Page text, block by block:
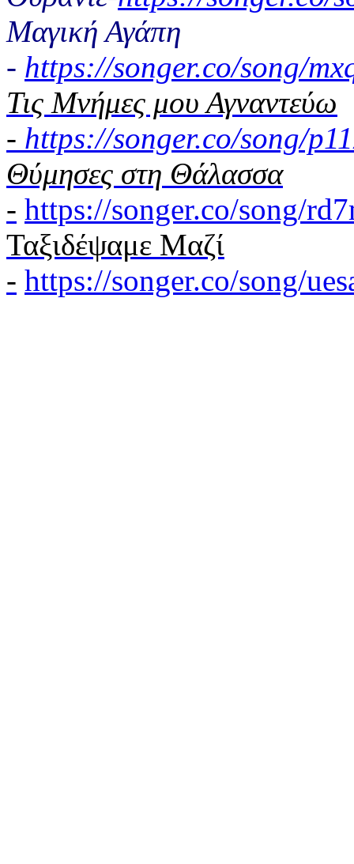
Μαγική Αγάπη
- https://songer.co/song/
Τις Μνήμες μου Αγναντεύω
- https://songer.co/song/
Θύμησες στη Θάλασσα
- https://songer.co/song/
Ταξιδέψαμε Μαζί
- https://songer.co/song/